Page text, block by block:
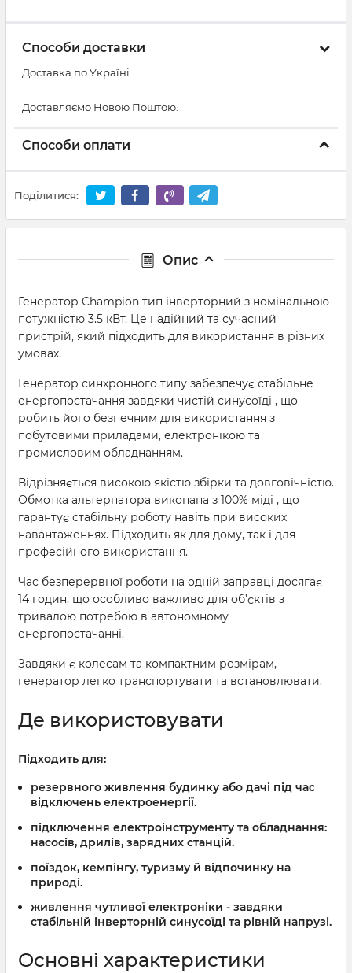
Способи доставки
Доставка по Україні
Доставляємо Новою Поштою.
Способи оплати
Поділитися:
Опис
Генератор Champion тип інверторний з номінальною
потужністю 3.5 кВт. Це надійний та сучасний
пристрій, який підходить для використання в різних
умовах.
Генератор синхронного типу забезпечує стабільне
енергопостачання завдяки чистій синусоїді , що
робить його безпечним для використання з
побутовими приладами, електронікою та
промисловим обладнанням.
Відрізняється високою якістю збірки та довговічністю.
Обмотка альтернатора виконана з 100% міді , що
гарантує стабільну роботу навіть при високих
навантаженнях. Підходить як для дому, так і для
професійного використання.
Час безперервної роботи на одній заправці досягає
14 годин, що особливо важливо для об’єктів з
тривалою потребою в автономному
енергопостачанні.
Завдяки є колесам та компактним розмірам,
генератор легко транспортувати та встановлювати.
Де використовувати
Підходить для:
резервного живлення будинку або дачі під час
відключень електроенергії.
підключення електроінструменту та обладнання:
насосів, дрилів, зарядних станцій.
поїздок, кемпінгу, туризму й відпочинку на
природі.
живлення чутливої електроніки - завдяки
стабільній інверторній синусоїді та рівній напрузі.
Основні характеристики